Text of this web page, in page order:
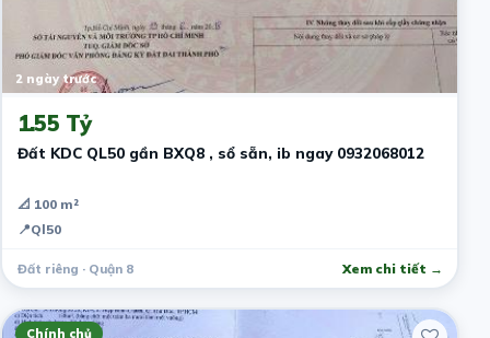
2 ngày trước
1.55 Tỷ
Đất KDC QL50 gần BXQ8 , sổ sẵn, ib ngay 0932068012
📐 100 m²
📍Ql50
Đất riêng · Quận 8 Xem chi tiết →
Chính chủ